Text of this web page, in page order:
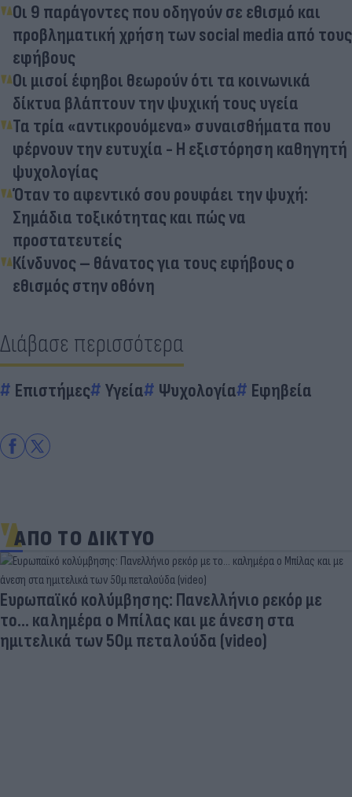
Οι 9 παράγοντες που οδηγούν σε εθισμό και
προβληματική χρήση των social media από τους
εφήβους
Οι μισοί έφηβοι θεωρούν ότι τα κοινωνικά
δίκτυα βλάπτουν την ψυχική τους υγεία
Τα τρία «αντικρουόμενα» συναισθήματα που
φέρνουν την ευτυχία - Η εξιστόρηση καθηγητή
ψυχολογίας
Όταν το αφεντικό σου ρουφάει την ψυχή:
Σημάδια τοξικότητας και πώς να
προστατευτείς
Κίνδυνος – θάνατος για τους εφήβους ο
εθισμός στην οθόνη
Διάβασε περισσότερα
Επιστήμες Υγεία Ψυχολογία Εφηβεία
ΑΠΟ ΤΟ ΔΙΚΤΥΟ
Ευρωπαϊκό κολύμβησης: Πανελλήνιο ρεκόρ με
το... καλημέρα ο Μπίλας και με άνεση στα
ημιτελικά των 50μ πεταλούδα (video)